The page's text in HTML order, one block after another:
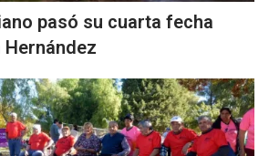
pasó su cuarta fecha